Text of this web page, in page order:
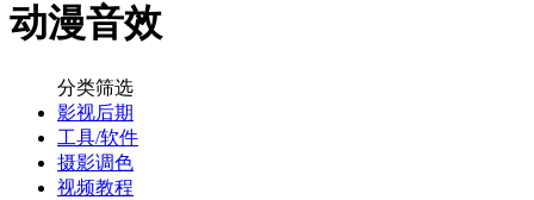
动漫音效
分类筛选
影视后期
工具/软件
摄影调色
视频教程